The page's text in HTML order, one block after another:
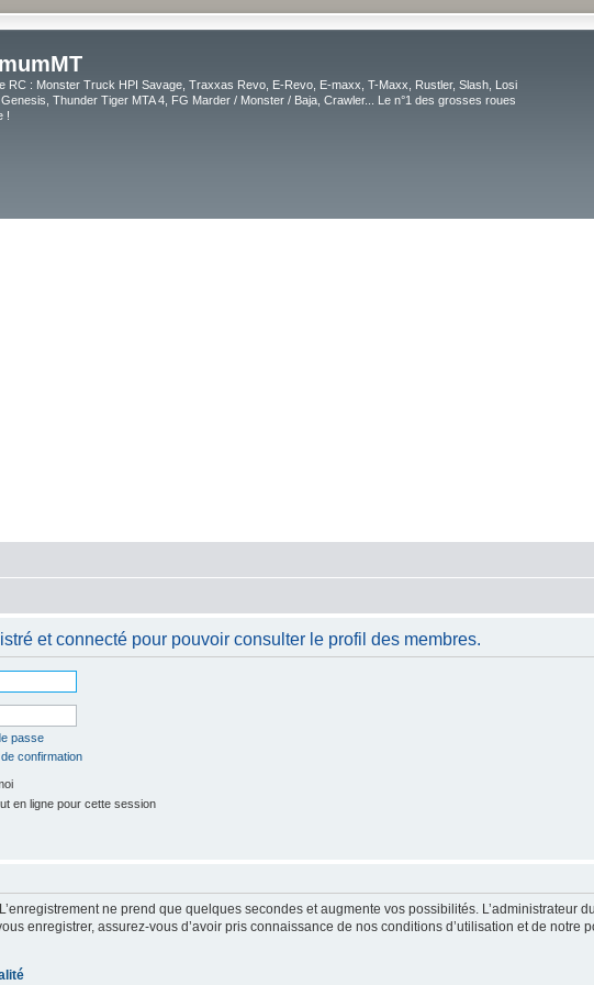
RC : Monster Truck HPI Savage, Traxxas Revo, E-Revo, E-maxx, T-Maxx, Rustler, Slash, Losi
Genesis, Thunder Tiger MTA 4, FG Marder / Monster / Baja, Crawler... Le n°1 des grosses roues
!
et connecté pour pouvoir consulter le profil des membres.
passe
confirmation
en ligne pour cette session
ne prend que quelques secondes et augmente vos possibilités. L’administrateur
enregistrer, assurez-vous d’avoir pris connaissance de nos conditions d’utilisation et de notre